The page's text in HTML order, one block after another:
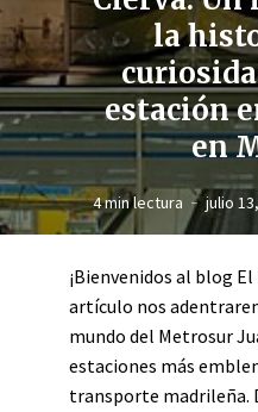
la
estación
en
4 min lectura julio
¡Bienvenidos al blog
artículo nos
mundo del Metrosur
estaciones más
transporte madrileña.